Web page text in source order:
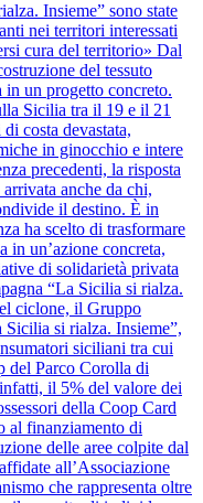
Insieme” sono state
nei territori interessati
cura del territorio» Dal
del tessuto
in un progetto concreto.
Sicilia tra il 19 e il 21
costa devastata,
in ginocchio e intere
precedenti, la risposta
anche da chi,
il destino. È in
ha scelto di trasformare
in un’azione concreta,
di solidarietà privata
“La Sicilia si rialza.
ciclone, il Gruppo
Sicilia si rialza. Insieme”,
siciliani tra cui
del Parco Corolla di
il 5% del valore dei
della Coop Card
al finanziamento di
delle aree colpite dal
all’Associazione
che rappresenta oltre